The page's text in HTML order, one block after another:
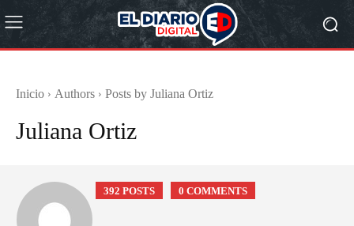
Inicio Authors Posts by Juliana Ortiz
Juliana Ortiz
392 POSTS 0 COMMENTS